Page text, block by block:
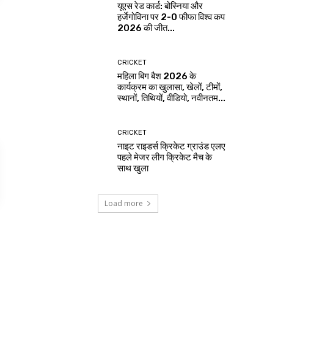
यूएस रेड कार्ड: बोस्निया और
हर्जेगोविना पर 2-0 फीफा विश्व कप
2026 की जीत...
CRICKET
महिला बिग बैश 2026 के
कार्यक्रम का खुलासा, खेलों, टीमों,
स्थानों, तिथियों, वीडियो, नवीनतम...
CRICKET
नाइट राइडर्स क्रिकेट ग्राउंड एलए
पहले मेजर लीग क्रिकेट मैच के
साथ खुला
Load more